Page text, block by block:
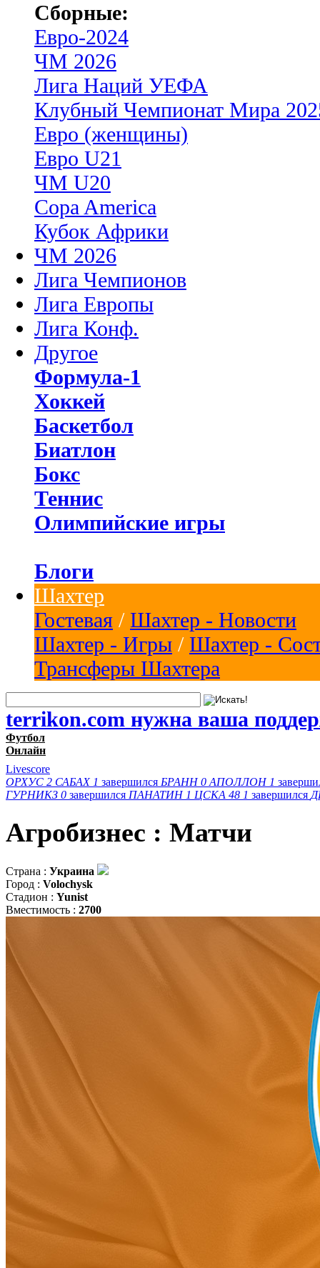
Сборные:
Евро-2024
ЧМ 2026
Лига Наций УЕФА
Клубный Чемпионат Мира
Евро (женщины)
Евро U21
ЧМ U20
Copa America
Кубок Африки
ЧМ 2026
Лига Чемпионов
Лига Европы
Лига Конф.
Другое
Формула-1
Хоккей
Баскетбол
Биатлон
Бокс
Теннис
Олимпийские игры
Блоги
Шахтер
Гостевая / Шахтер - Новости
Шахтер - Игры / Шахтер -
Трансферы Шахтера
terrikon.com нужна ваша
Футбол
Онлайн
Livescore
ОРХУС 2 САБАХ 1 завершился БРАНН 0 АПОЛЛОН 1
ГУРНИКЗ 0 завершился ПАНАТИН 1 ЦСКА 48 1 завершился
Агробизнес : Матчи
Страна : Украина
Город : Volochysk
Стадион : Yunist
Вместимость : 2700